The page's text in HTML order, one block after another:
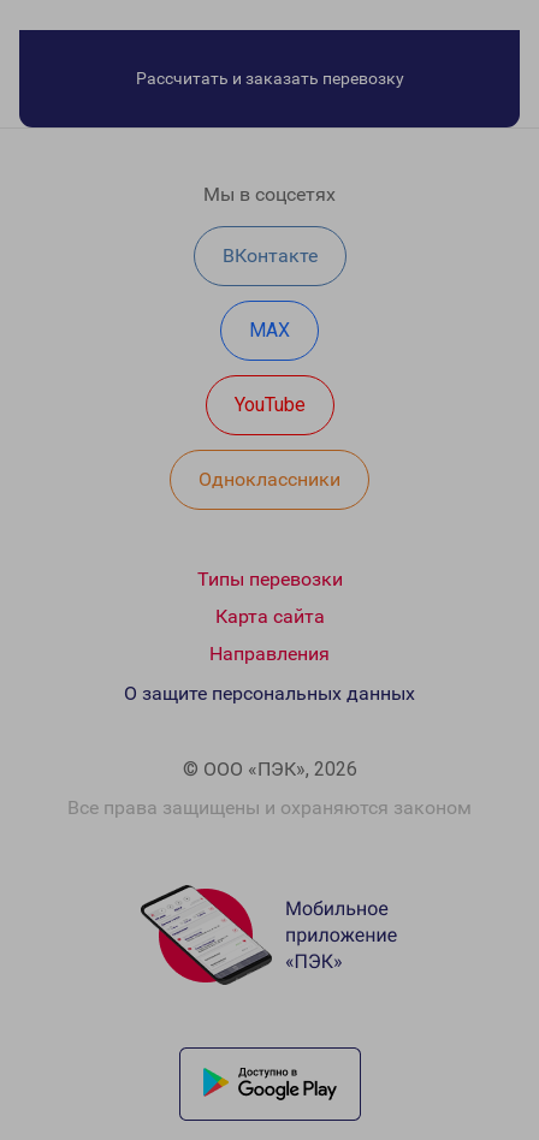
Рассчитать и заказать перевозку
Мы в соцсетях
ВКонтакте
MAX
YouTube
Одноклассники
Типы перевозки
Карта сайта
Направления
© ООО «ПЭК», 2026
Все права защищены и охраняются законом
О защите персональных данных